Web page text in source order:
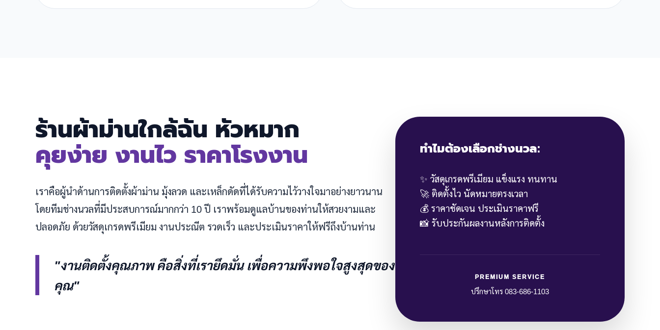
ร้านผ้าม่านใกล้ฉัน หัวหมาก
คุยง่าย งานไว ราคาโรงงาน
เราคือผู้นำด้านการติดตั้งผ้าม่าน มุ้งลวด และเหล็กดัดที่ได้รับความไว้วางใจมาอย่างยาวนาน
โดยทีมช่างนวลที่มีประสบการณ์มากกว่า 10 ปี เราพร้อมดูแลบ้านของท่านให้สวยงามและ
ปลอดภัย ด้วยวัสดุเกรดพรีเมียม งานประณีต รวดเร็ว และประเมินราคาให้ฟรีถึงบ้านท่าน
"งานติดตั้งคุณภาพ คือสิ่งที่เรายึดมั่น เพื่อความพึงพอใจสูงสุดของ
คุณ"
ทำไมต้องเลือกช่างนวล:
✨ วัสดุเกรดพรีเมียม แข็งแรง ทนทาน
🚀 ติดตั้งไว นัดหมายตรงเวลา
💰 ราคาชัดเจน ประเมินราคาฟรี
📸 รับประกันผลงานหลังการติดตั้ง
PREMIUM SERVICE
ปรึกษาโทร 083-686-1103